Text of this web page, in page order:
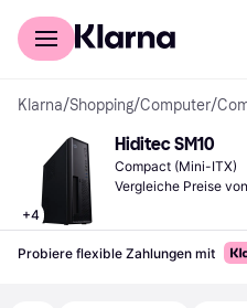
Für Shopper
Klarna/Shopping/Computer/
+4
Hiditec SM10
Compact (Mini-ITX)
Vergleiche Preise von
Probiere flexible Zahlungen mit